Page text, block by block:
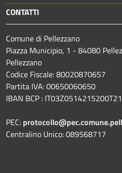
CONTATTI
Comune di Pellezzano
Piazza Municipio, 1 - 84080
Pellezzano
Codice Fiscale: 80020870657
Partita IVA: 00650060650
IBAN BCP :
PEC:
Centralino Unico: 089568717